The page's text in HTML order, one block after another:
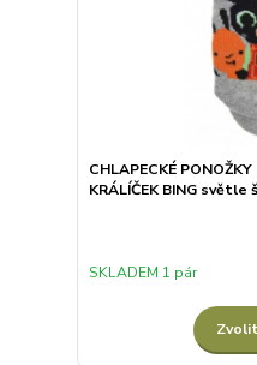
CHLAPECKÉ
KRÁLÍČEK BING světle
SKLADEM 1 pár